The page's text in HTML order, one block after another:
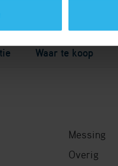
Waar te koop
Messing
Overig